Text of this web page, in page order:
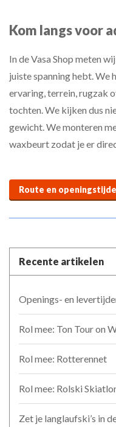
Kom langs voor
In de Vasa Shop meten
juiste spanning hebt. We
ervaring, terrein, rugzak
tochten. We kijken dus
gewicht. We monteren
waxbeurt zodat je er
Route en
Recente artikelen
Openings- en
Rol mee: Ton Tour on
Rol mee: Rotterennet
Rol mee: Rolski
Zet je langlaufski’s in